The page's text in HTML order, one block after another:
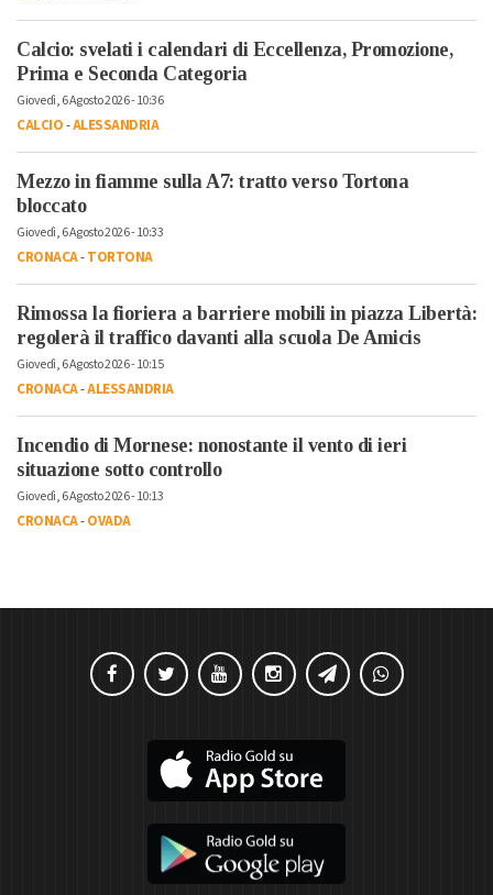
Calcio: svelati i calendari di Eccellenza, Promozione,
Prima e Seconda Categoria
Giovedì, 6 Agosto 2026 - 10:36
CALCIO-ALESSANDRIA
Mezzo in fiamme sulla A7: tratto verso Tortona
bloccato
Giovedì, 6 Agosto 2026 - 10:33
CRONACA-TORTONA
Rimossa la fioriera a barriere mobili in piazza Libertà:
regolerà il traffico davanti alla scuola De Amicis
Giovedì, 6 Agosto 2026 - 10:15
CRONACA-ALESSANDRIA
Incendio di Mornese: nonostante il vento di ieri
situazione sotto controllo
Giovedì, 6 Agosto 2026 - 10:13
CRONACA-OVADA